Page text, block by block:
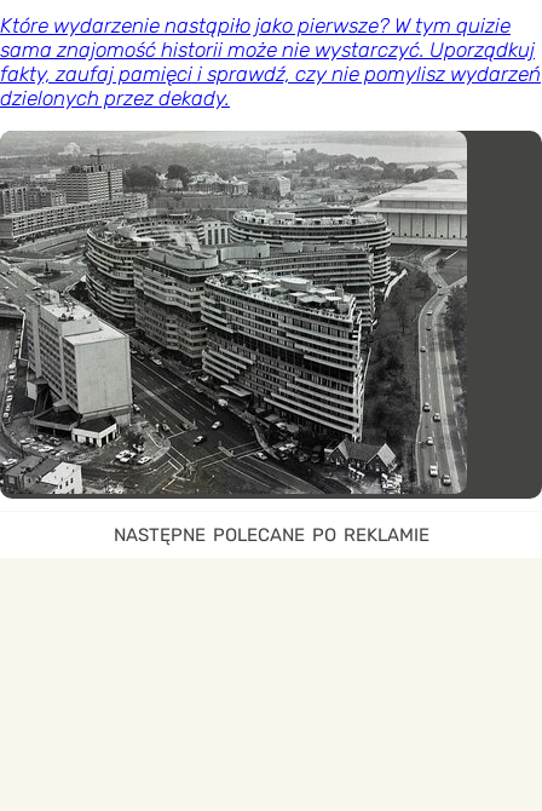
Które wydarzenie nastąpiło jako pierwsze? W tym quizie
sama znajomość historii może nie wystarczyć. Uporządkuj
fakty, zaufaj pamięci i sprawdź, czy nie pomylisz wydarzeń
dzielonych przez dekady.